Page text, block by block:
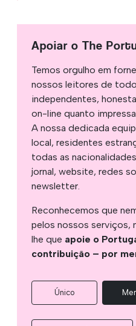
Apoiar o The
Temos orgulho em
nossos leitores de
independentes,
on-line quanto
A nossa dedicada
local, residentes
todas as
jornal, website, redes
newsletter.
Reconhecemos que
pelos nossos serviços,
lhe que apoie o
contribuição – por
Único